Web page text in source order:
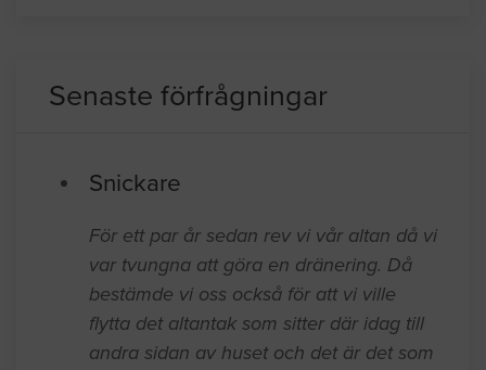
Senaste förfrågningar
Snickare
För ett par år sedan rev vi vår altan då vi
var tvungna att göra en dränering. Då
bestämde vi oss också för att vi ville
flytta det altantak som sitter där idag till
andra sidan av huset och det är det som